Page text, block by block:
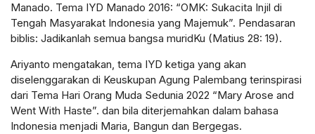
Manado. Tema IYD Manado 2016: “OMK: Sukacita Injil di
Tengah Masyarakat Indonesia yang Majemuk”. Pendasaran
biblis: Jadikanlah semua bangsa muridKu (Matius 28: 19).
Ariyanto mengatakan, tema IYD ketiga yang akan
diselenggarakan di Keuskupan Agung Palembang terinspirasi
dari Tema Hari Orang Muda Sedunia 2022 “Mary Arose and
Went With Haste”. dan bila diterjemahkan dalam bahasa
Indonesia menjadi Maria, Bangun dan Bergegas.